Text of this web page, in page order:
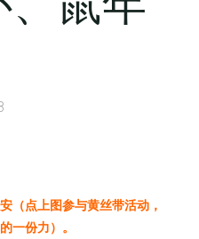
（点上图参与黄丝带活动，
一份力）。